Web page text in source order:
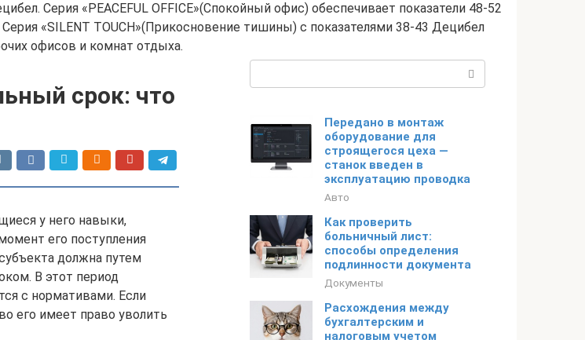
Серия «PEACEFUL OFFICE»(Спокойный офис) обеспечивает показатели 48-52
«SILENT TOUCH»(Прикосновение тишины) с показателями 38-43 Децибел
офисов и комнат отдыха.
срок: что
у него навыки,
его поступления
должна путем
В этот период
с нормативами. Если
его имеет право уволить
Передано в монтаж
оборудование для
строящегося цеха —
станок введен в
эксплуатацию проводка
Авто
Как проверить
больничный лист:
способы определения
подлинности документа
Документы
Расхождения между
бухгалтерским и
налоговым учетом